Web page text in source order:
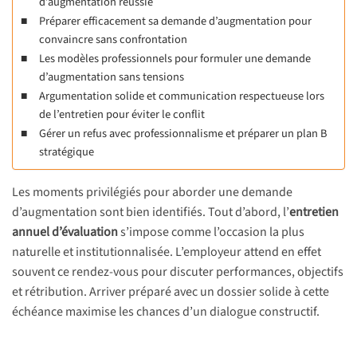
Préparer efficacement sa demande d’augmentation pour
convaincre sans confrontation
Les modèles professionnels pour formuler une demande
d’augmentation sans tensions
Argumentation solide et communication respectueuse lors
de l’entretien pour éviter le conflit
Gérer un refus avec professionnalisme et préparer un plan B
stratégique
Les moments privilégiés pour aborder une demande
d’augmentation sont bien identifiés. Tout d’abord, l’entretien
annuel d’évaluations’impose comme l’occasion la plus
naturelle et institutionnalisée. L’employeur attend en effet
souvent ce rendez-vous pour discuter performances, objectifs
et rétribution. Arriver préparé avec un dossier solide à cette
échéance maximise les chances d’un dialogue constructif.